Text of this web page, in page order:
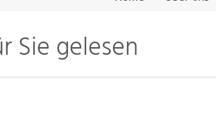
Sie gelesen